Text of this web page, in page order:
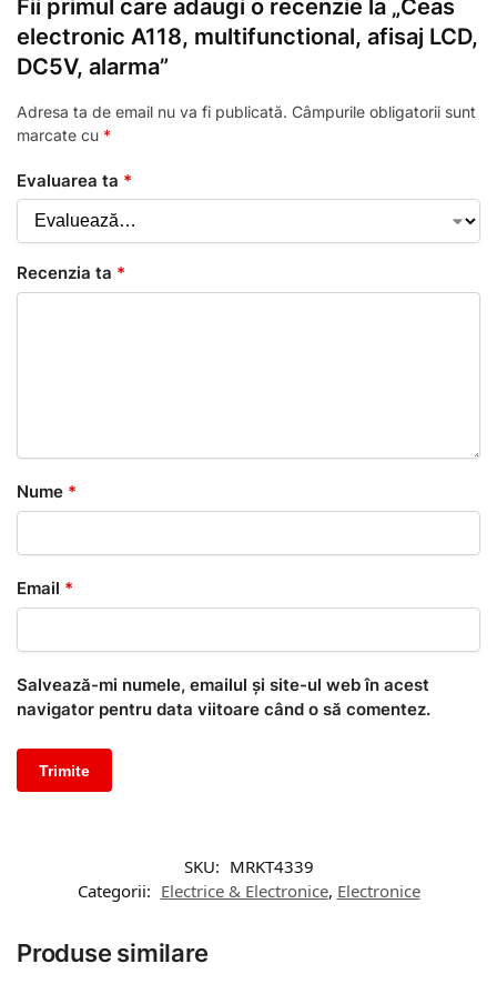
Fii primul care adaugi o recenzie la „Ceas
electronic A118, multifunctional, afisaj LCD,
DC5V, alarma”
Adresa ta de email nu va fi publicată. Câmpurile obligatorii sunt
marcate cu *
Evaluarea ta *
Recenzia ta *
Nume *
Email *
Salvează-mi numele, emailul și site-ul web în acest
navigator pentru data viitoare când o să comentez.
SKU: MRKT4339
Categorii: Electrice & Electronice, Electronice
Produse similare